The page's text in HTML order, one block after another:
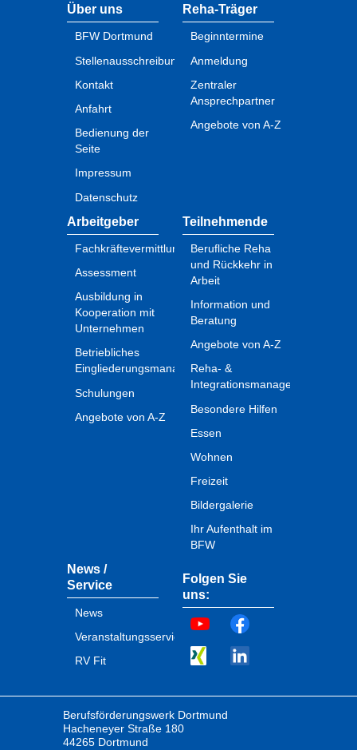
Über uns
BFW Dortmund
Stellenausschreibungen
Kontakt
Anfahrt
Bedienung der
Seite
Impressum
Datenschutz
Reha-Träger
Beginntermine
Anmeldung
Zentraler
Ansprechpartner
Angebote von A-Z
Arbeitgeber
Fachkräftevermittlung
Assessment
Ausbildung in
Kooperation mit
Unternehmen
Betriebliches
Eingliederungsmanagement
Schulungen
Angebote von A-Z
Teilnehmende
Berufliche Reha
und Rückkehr in
Arbeit
Information und
Beratung
Angebote von A-Z
Reha- &
Integrationsmanagement
Besondere Hilfen
Essen
Wohnen
Freizeit
Bildergalerie
Ihr Aufenthalt im
BFW
News /
Service
News
Veranstaltungsservice
RV Fit
Folgen Sie
uns:
Berufsförderungswerk Dortmund
Hacheneyer Straße 180
44265 Dortmund